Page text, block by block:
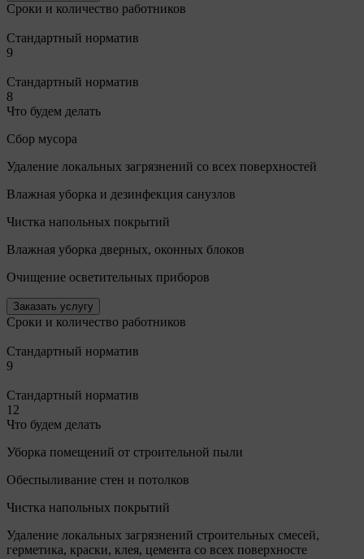
Сроки и количество работников
Стандартный норматив
9
Стандартный норматив
8
Что будем делать
Сбор мусора
Удаление локальных загрязнений со всех поверхностей
Влажная уборка и дезинфекция санузлов
Чистка напольных покрытий
Влажная уборка дверных, оконных блоков
Очищение осветительных приборов
Заказать услугу
Сроки и количество работников
Стандартный норматив
9
Стандартный норматив
12
Что будем делать
Уборка помещений от строительной пыли
Обеспыливание стен и потолков
Чистка напольных покрытий
Удаление локальных загрязнений строительных смесей,
герметика, краски, клея, цемента со всех поверхносте